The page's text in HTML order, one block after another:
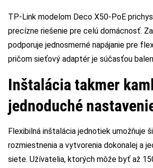
TP-Link modelom Deco X50-PoE
precízne riešenie pre celú domácnosť.
podporuje jednosmerné napájanie pre
pričom sieťový adaptér je súčasťou
Inštalácia takmer
jednoduché
Flexibilná inštalácia jednotiek umožňuje
rozmiestnenia a vytvorenia dokonalej a
siete. Užívatelia, ktorých môže byť až